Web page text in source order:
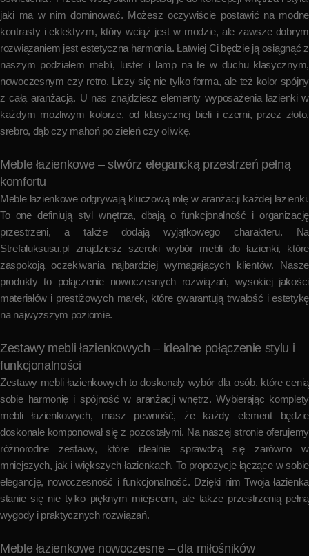
jaki ma w nim dominować. Możesz oczywiście postawić na modne
kontrasty i eklektyzm, który wciąż jest w modzie, ale zawsze dobrym
rozwiązaniem jest estetyczna harmonia. Łatwiej Ci będzie ją osiągnąć z
naszym podziałem mebli, luster i lamp na te w duchu klasycznym,
nowoczesnym czy retro. Liczy się nie tylko forma, ale też kolor spójny
z całą aranżacją. U nas znajdziesz elementy wyposażenia łazienki w
każdym możliwym kolorze, od klasycznej bieli i czerni, przez złoto,
srebro, dąb czy mahoń po zieleń czy oliwkę.
Meble łazienkowe – stwórz elegancką przestrzeń pełną
komfortu
Meble łazienkowe odgrywają kluczową rolę w aranżacji każdej łazienki.
To one definiują styl wnętrza, dbają o funkcjonalność i organizację
przestrzeni, a także dodają wyjątkowego charakteru. Na
Strefaluksusu.pl znajdziesz szeroki wybór mebli do łazienki, które
zaspokoją oczekiwania najbardziej wymagających klientów. Nasze
produkty to połączenie nowoczesnych rozwiązań, wysokiej jakości
materiałów i prestiżowych marek, które gwarantują trwałość i estetykę
na najwyższym poziomie.
Zestawy mebli łazienkowych – idealne połączenie stylu i
funkcjonalności
Zestawy mebli łazienkowych to doskonały wybór dla osób, które cenią
sobie harmonię i spójność w aranżacji wnętrz. Wybierając komplety
mebli łazienkowych, masz pewność, że każdy element będzie
doskonale komponował się z pozostałymi. Na naszej stronie oferujemy
różnorodne zestawy, które idealnie sprawdzą się zarówno w
mniejszych, jak i większych łazienkach. To propozycje łączące w sobie
elegancję, nowoczesność i funkcjonalność. Dzięki nim Twoja łazienka
stanie się nie tylko pięknym miejscem, ale także przestrzenią pełną
wygody i praktycznych rozwiązań.
Meble łazienkowe nowoczesne – dla miłośników